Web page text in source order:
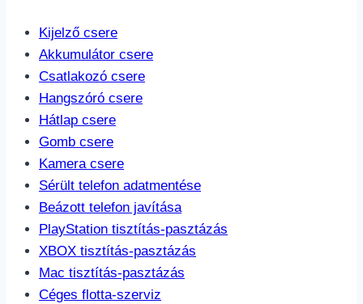
Kijelző csere
Akkumulátor csere
Csatlakozó csere
Hangszóró csere
Hátlap csere
Gomb csere
Kamera csere
Sérült telefon adatmentése
Beázott telefon javítása
PlayStation tisztítás-pasztázás
XBOX tisztítás-pasztázás
Mac tisztítás-pasztázás
Céges flotta-szerviz